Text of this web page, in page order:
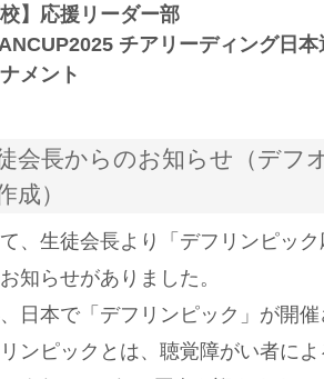
校】応援リーダー部
チアリーディング日
メント
会長からのお知らせ（デフ
成）
、生徒会長より「デフリンピッ
知らせがありました。
日本で「デフリンピック」が開
ンピックとは、聴覚障がい者に